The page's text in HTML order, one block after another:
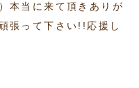
本当に来て頂きありが
張って下さい!!応援し